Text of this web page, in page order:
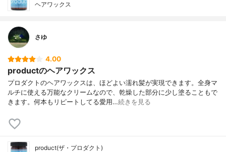
ヘアワックス
さゆ
4.00
productのヘアワックス
プロダクトのヘアワックスは、ほどよい濡れ髪が実現できます。全身マ
ルチに使える万能なクリームなので、乾燥した部分に少し塗ることもで
きます。何本もリピートしてる愛用…続きを見る
product(ザ・プロダクト)